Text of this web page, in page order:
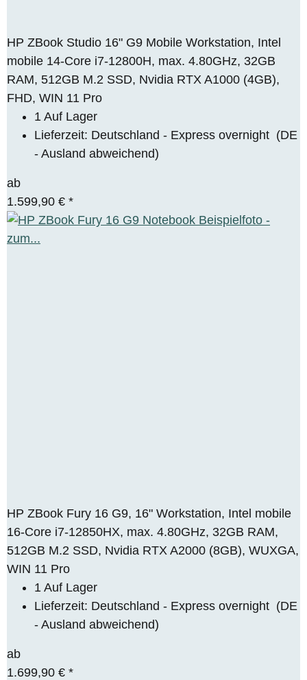
HP ZBook Studio 16" G9 Mobile Workstation, Intel
mobile 14-Core i7-12800H, max. 4.80GHz, 32GB
RAM, 512GB M.2 SSD, Nvidia RTX A1000 (4GB),
FHD, WIN 11 Pro
1 Auf Lager
Lieferzeit: Deutschland - Express overnight (DE
- Ausland abweichend)
ab
1.599,90 € *
HP ZBook Fury 16 G9, 16" Workstation, Intel mobile
16-Core i7-12850HX, max. 4.80GHz, 32GB RAM,
512GB M.2 SSD, Nvidia RTX A2000 (8GB), WUXGA,
WIN 11 Pro
1 Auf Lager
Lieferzeit: Deutschland - Express overnight (DE
- Ausland abweichend)
ab
1.699,90 € *